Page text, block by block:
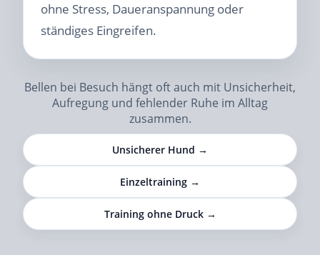
ohne Stress, Daueranspannung oder
ständiges Eingreifen.
Bellen bei Besuch hängt oft auch mit Unsicherheit,
Aufregung und fehlender Ruhe im Alltag
zusammen.
Unsicherer Hund →
Einzeltraining →
Training ohne Druck →